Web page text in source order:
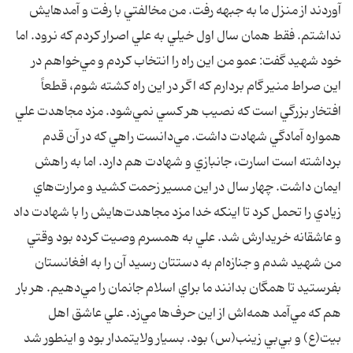
آوردند از منزل ما به جبهه رفت. من مخالفتي با رفت و آمدهايش
نداشتم. فقط همان سال اول خيلي به علي اصرار كردم كه نرود. اما
خود شهيد گفت: عمو من اين راه را انتخاب كردم و مي‌خواهم در
اين صراط منير گام بردارم كه اگر در اين راه كشته شوم، قطعاً
افتخار بزرگي است كه نصيب هر كسي نمي‌شود. مزد مجاهدت علي
همواره آمادگي شهادت داشت. مي‌دانست راهي كه در آن قدم
برداشته است اسارت، جانبازي و شهادت هم دارد. اما به راهش
ايمان داشت. چهار سال در اين مسير زحمت كشيد و مرارت‌هاي
زيادي را تحمل كرد تا اينكه خدا مزد مجاهدت‌هايش را با شهادت داد
و عاشقانه خريدارش شد. علي به همسرم وصيت كرده بود وقتي
من شهيد شدم و جنازه‌ام به دستتان رسيد آن را به افغانستان
بفرستيد تا همگان بدانند ما براي اسلام جانمان را مي‌دهيم. هر بار
هم كه مي‌آمد همه‌اش از اين حرف‌ها مي‌زد. علي عاشق اهل
بيت(ع) و بي‌بي زينب(س) بود. بسيار ولايتمدار بود و اينطور شد